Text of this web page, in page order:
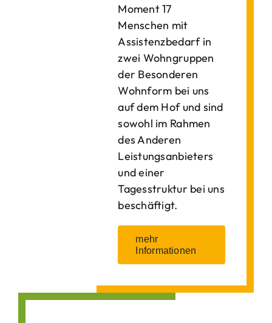
Moment 17
Menschen mit
Assistenzbedarf in
zwei Wohngruppen
der Besonderen
Wohnform bei uns
auf dem Hof und sind
sowohl im Rahmen
des Anderen
Leistungsanbieters
und einer
Tagesstruktur bei uns
beschäftigt.
mehr
Informationen